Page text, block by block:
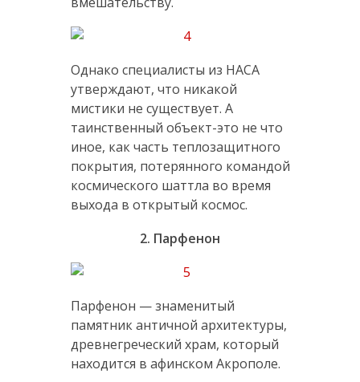
Однако специалисты из НАСА
утверждают, что никакой
мистики не существует. А
таинственный объект-это не что
иное, как часть теплозащитного
покрытия, потерянного командой
космического шаттла во время
выхода в открытый космос.
2. Парфенон
Парфенон — знаменитый
памятник античной архитектуры,
древнегреческий храм, который
находится в афинском Акрополе.